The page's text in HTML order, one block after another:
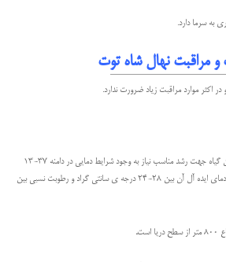
به سرما دارد.
مراقبت نهال شاه توت
اکثر موارد مراقبت زیاد ضرورت ندارد.
گرم و معتدل این گیاه جهت رشد مناسب نیاز به وجود شرایط دمایی در دامنه 37-13
درجه ی سانتی گراد بوده به طوری که دمای ایده آل آن بین 28-24 درجه ی سانتی گراد و رطوبت نسبی بین
.